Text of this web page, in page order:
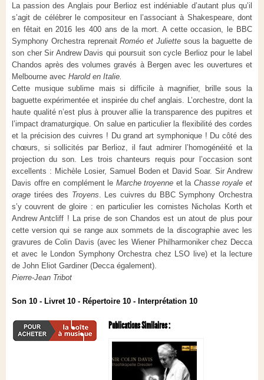
La passion des Anglais pour Berlioz est indéniable d’autant plus qu’il
s’agit de célébrer le compositeur en l’associant à Shakespeare, dont
en fêtait en 2016 les 400 ans de la mort. A cette occasion, le BBC
Symphony Orchestra reprenaitRoméo et Juliettesous la baguette de
son cher Sir Andrew Davis qui poursuit son cycle Berlioz pour le label
Chandos après des volumes gravés à Bergen avec les ouvertures et
Melbourne avec Harold en Italie.
Cette musique sublime mais si difficile à magnifier, brille sous la
baguette expérimentée et inspirée du chef anglais. L’orchestre, dont la
haute qualité n’est plus à prouver allie la transparence des pupitres et
l’impact dramaturgique. On salue en particulier la flexibilité des cordes
et la précision des cuivres ! Du grand art symphonique ! Du côté des
chœurs, si sollicités par Berlioz, il faut admirer l’homogénéité et la
projection du son. Les trois chanteurs requis pour l’occasion sont
excellents : Michèle Losier, Samuel Boden et David Soar. Sir Andrew
Davis offre en complément le Marche troyenne et la Chasse royale et
orage tirées des Troyens . Les cuivres du BBC Symphony Orchestra
s’y couvrent de gloire : en particulier les cornistes Nicholas Korth et
Andrew Antcliff ! La prise de son Chandos est un atout de plus pour
cette version qui se range aux sommets de la discographie avec les
gravures de Colin Davis (avec les Wiener Philharmoniker chez Decca
et avec le London Symphony Orchestra chez LSO live) et la lecture
de John Eliot Gardiner (Decca également).
Pierre-Jean Tribot
Son 10 - Livret 10 - Répertoire 10 - Interprétation 10
Publications Similaires :